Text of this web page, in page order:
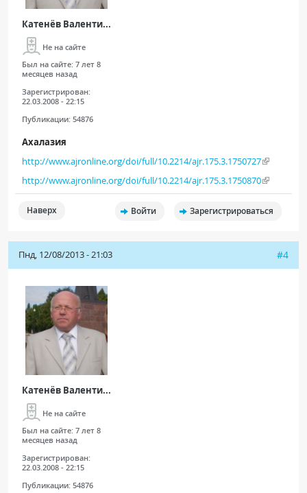
Катенёв Валенти...
Не на сайте
Был на сайте: 7 лет 8
месяцев назад
Зарегистрирован:
22.03.2008 - 22:15
Публикации: 54876
Ахалазия
http://www.ajronline.org/doi/full/10.2214/ajr.175.3.1750727
http://www.ajronline.org/doi/full/10.2214/ajr.175.3.1750870
Наверх Войти Зарегистрироваться
Пнд, 12/08/2013 - 21:03 #4
Катенёв Валенти...
Не на сайте
Был на сайте: 7 лет 8
месяцев назад
Зарегистрирован:
22.03.2008 - 22:15
Публикации: 54876